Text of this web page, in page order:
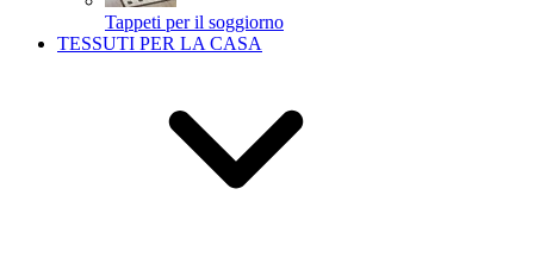
Tappeti per il soggiorno
TESSUTI PER LA CASA